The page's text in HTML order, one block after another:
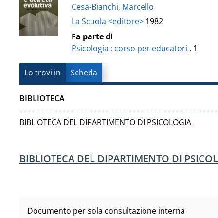
del
documento
Cesa-Bianchi, Marcello
La Scuola <editore> 1982
Fa parte di
Psicologia : corso per educatori , 1
Lo trovi in Scheda
BIBLIOTECA
BIBLIOTECA DEL DIPARTIMENTO DI PSICOLOGIA
BIBLIOTECA DEL DIPARTIMENTO DI
Documento per sola consultazione interna